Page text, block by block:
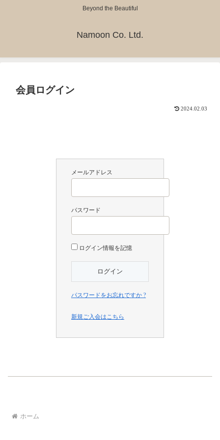
Beyond the Beautiful
Namoon Co. Ltd.
会員ログイン
2024.02.03
メールアドレス
パスワード
ログイン情報を記憶
パスワードをお忘れですか ?
新規ご入会はこちら
ホーム